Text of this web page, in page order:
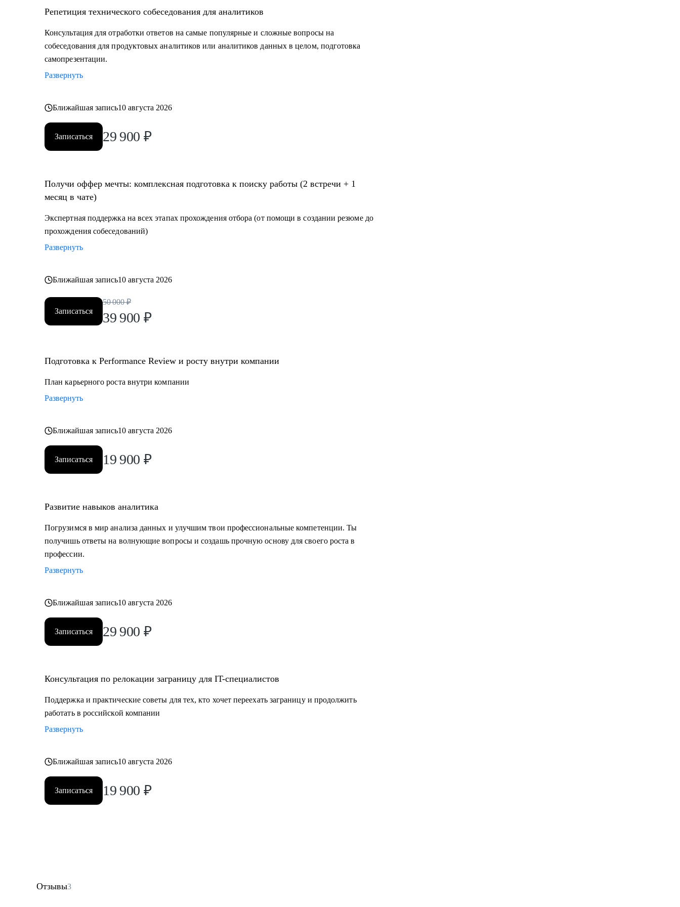
повысить свой грейд;
• Выпускникам и студентам, которые ищут свою первую работу в аналитике;
• Аналитикам, которые хотят перейти из стартапа в корпорацию;
Репетиция технического собеседования для аналитиков
Консультация для отработки ответов на самые популярные и сложные вопросы на
собеседования для продуктовых аналитиков или аналитиков данных в целом, подготовка
самопрезентации.
Развернуть
Ближайшая запись10 августа 2026
Записаться 29 900 ₽
Получи оффер мечты: комплексная подготовка к поиску работы (2 встречи + 1
месяц в чате)
Экспертная поддержка на всех этапах прохождения отбора (от помощи в создании резюме до
прохождения собеседований)
Развернуть
Ближайшая запись10 августа 2026
Записаться
50 000 ₽
39 900 ₽
Подготовка к Performance Review и росту внутри компании
План карьерного роста внутри компании
Развернуть
Ближайшая запись10 августа 2026
Записаться 19 900 ₽
Развитие навыков аналитика
Погрузимся в мир анализа данных и улучшим твои профессиональные компетенции. Ты
получишь ответы на волнующие вопросы и создашь прочную основу для своего роста в
профессии.
Развернуть
Ближайшая запись10 августа 2026
Записаться 29 900 ₽
Консультация по релокации заграницу для IT-специалистов
Поддержка и практические советы для тех, кто хочет переехать заграницу и продолжить
работать в российской компании
Развернуть
Ближайшая запись10 августа 2026
Записаться 19 900 ₽
Отзывы3